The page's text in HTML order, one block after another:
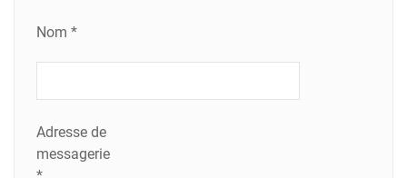
Nom *
Adresse de
messagerie